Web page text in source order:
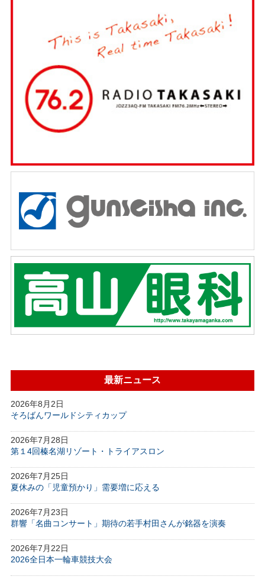
最新ニュース
2026年8月2日
そろばんワールドシティカップ
2026年7月28日
第１4回榛名湖リゾート・トライアスロン
2026年7月25日
夏休みの「児童預かり」需要増に応える
2026年7月23日
群響「名曲コンサート」期待の若手村田さんが銘器を演奏
2026年7月22日
2026全日本一輪車競技大会